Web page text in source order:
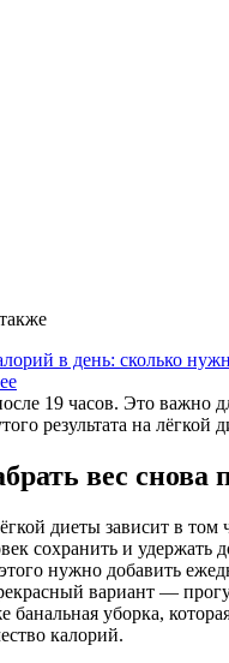
в день: сколько
19 часов. Это важно
результата на лёгкой
вес снова
диеты зависит в том
сохранить и удержать
этого нужно добавить
вариант —
банальная уборка,
калорий.